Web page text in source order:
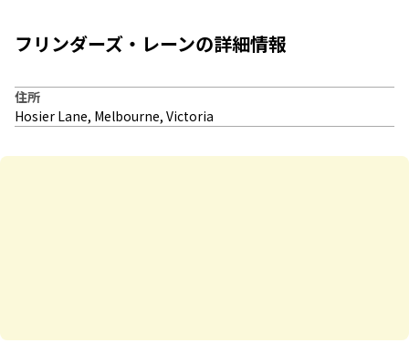
フリンダーズ・レーンの詳細情報
住所
Hosier Lane, Melbourne, Victoria